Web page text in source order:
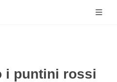
i puntini rossi